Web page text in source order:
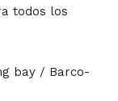
todos los
bay / Barco-